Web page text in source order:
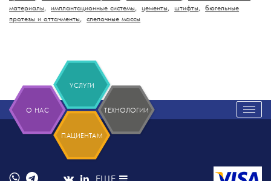
материалы, имплантационные системы, цементы, штифты, бюгельные
протезы и аттачменты, слепочные массы
О НАС
УСЛУГИ
ПАЦИЕНТАМ
ТЕХНОЛОГИИ